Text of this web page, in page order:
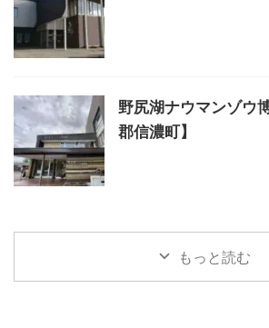
野尻湖ナウマンゾウ
郡信濃町】
もっと読む